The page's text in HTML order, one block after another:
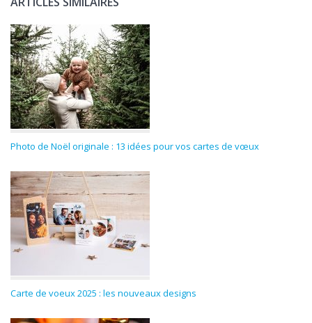
Photo de Noël originale : 13 idées pour vos cartes de vœux
Carte de voeux 2025 : les nouveaux designs